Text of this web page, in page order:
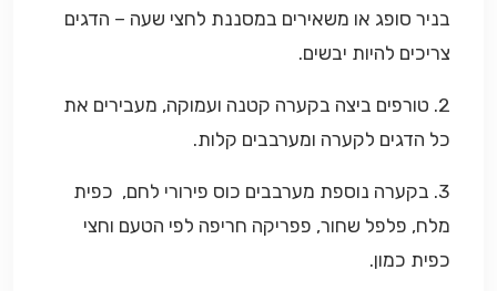
בניר סופג או משאירים במסננת לחצי שעה – הדגים
צריכים להיות יבשים.
2. טורפים ביצה בקערה קטנה ועמוקה, מעבירים את
כל הדגים לקערה ומערבבים קלות.
3. בקערה נוספת מערבבים כוס פירורי לחם, כפית
מלח, פלפל שחור, פפריקה חריפה לפי הטעם וחצי
כפית כמון.